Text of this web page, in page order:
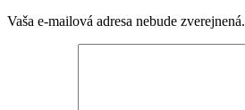
Vaša e-mailová adresa nebude zverejnená.